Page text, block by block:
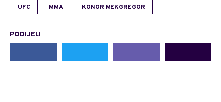
UFC MMA KONOR MEKGREGOR
PODIJELI